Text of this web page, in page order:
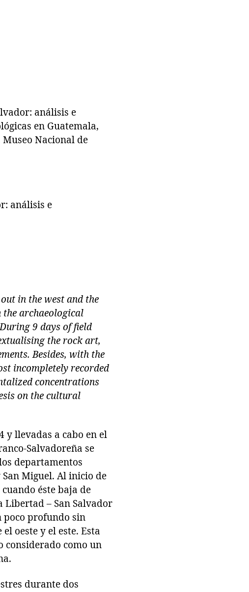
análisis e
en Guatemala,
Nacional de
análisis e
in the west and the
the archaeological
9 days of field
the rock art,
Besides, with the
incompletely recorded
concentrations
on the cultural
y llevadas a cabo en el
Salvadoreña se
departamentos
Miguel. Al inicio de
éste baja de
Libertad – San Salvador
poco profundo sin
oeste y el este. Esta
considerado como un
durante dos